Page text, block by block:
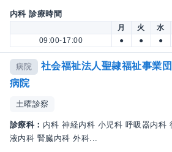
内科 診療時間
月 火 水
09:00-17:00
● ● ●
病院
社会福祉法人聖隷福祉事業
病院
土曜診察
診療科： 内科 神経内科 小児科 呼吸器内科
液内科 腎臓内科 外科...